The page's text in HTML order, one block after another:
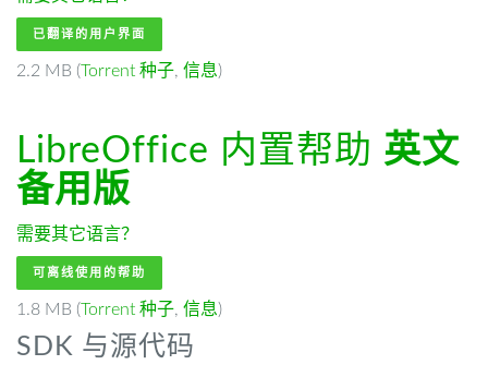
已翻译的用户界面
2.2 MB (Torrent 种子, 信息)
LibreOffice 内置帮助 英文
备用版
需要其它语言？
可离线使用的帮助
1.8 MB (Torrent 种子, 信息)
SDK 与源代码